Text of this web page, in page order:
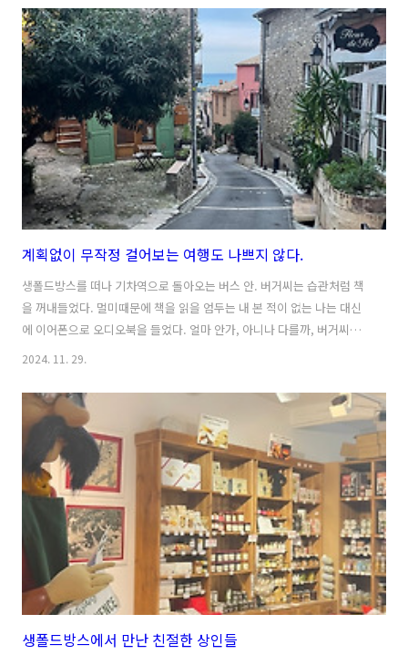
요- 하는거랑 뭐가 달라 ㅋㅋㅋ" "우리 호텔에는 방마다 샤워실이 있어
요-ㅋㅋ" 죄없는 호텔을 놀리면서 깔깔 웃다보니 금방 해변에 도착했다.
죄송합니다- 화려한 호텔들이 즐비한 해변에서 우리가 예약한 레스토랑
을 찾았다. 오 분위기 완전 좋아. 핑크구나ㅋ 의외로 다른 음료에 비해 샴
페인 가격이 많이 차이가 나지 않아서 오늘은 특별히 샴페인을 주문했..
계획없이 무작정 걸어보는 여행도 나쁘지 않다.
생폴드방스를 떠나 기차역으로 돌아오는 버스 안. 버거씨는 습관처럼 책
을 꺼내들었다. 멀미때문에 책을 읽을 엄두는 내 본 적이 없는 나는 대신
에 이어폰으로 오디오북을 들었다. 얼마 안가, 아니나 다를까, 버거씨는
졸다가 책을 요란하게 떨어트렸다. 사실 나는 그 장면을 처음부터 지켜보
랬어. 버거씨는 오히려 나한테 미안하단다. 나를 챙피하게 해서 미안하다
는건가...? 니스로 바로 돌아가자니 시간이 꽤 많이 남는다. 기차역이 있
는 깐뉴쉬르메르(Cagne-sur-mer) 구글맵 사진을 보니 꽤 볼거리가 있
어보였다. 결국 우리는 깐뉴쉬르메르를 한바퀴 둘러보기로 했다. 버거씨
는 버스안에서 잠깐 눈을 붙인 후부터 기운이 만땅 충전되었는지 의욕
2024. 11. 29.
생폴드방스에서 만난 친절한 상인들